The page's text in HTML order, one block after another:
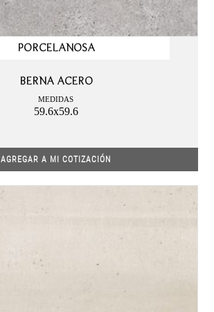
PORCELANOSA
BERNA ACERO
MEDIDAS
59.6x59.6
AGREGAR A MI COTIZACIÓN